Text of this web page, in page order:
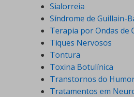
Sialorreia
Síndrome de Guillain-
Terapia por Ondas de
Tiques Nervosos
Tontura
Toxina Botulínica
Transtornos do
Tratamentos em